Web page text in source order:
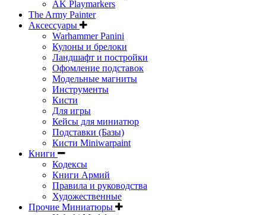
AK Playmarkers
The Army Painter
Аксессуары
Warhammer Panini
Кулоны и брелоки
Ландшафт и постройки
Офомление подставок
Модельные магниты
Инструменты
Кисти
Для игры
Кейсы для миниатюр
Подставки (Базы)
Кисти Miniwarpaint
Книги
Кодексы
Книги Армий
Правила и руководства
Художественные
Прочие Миниатюры